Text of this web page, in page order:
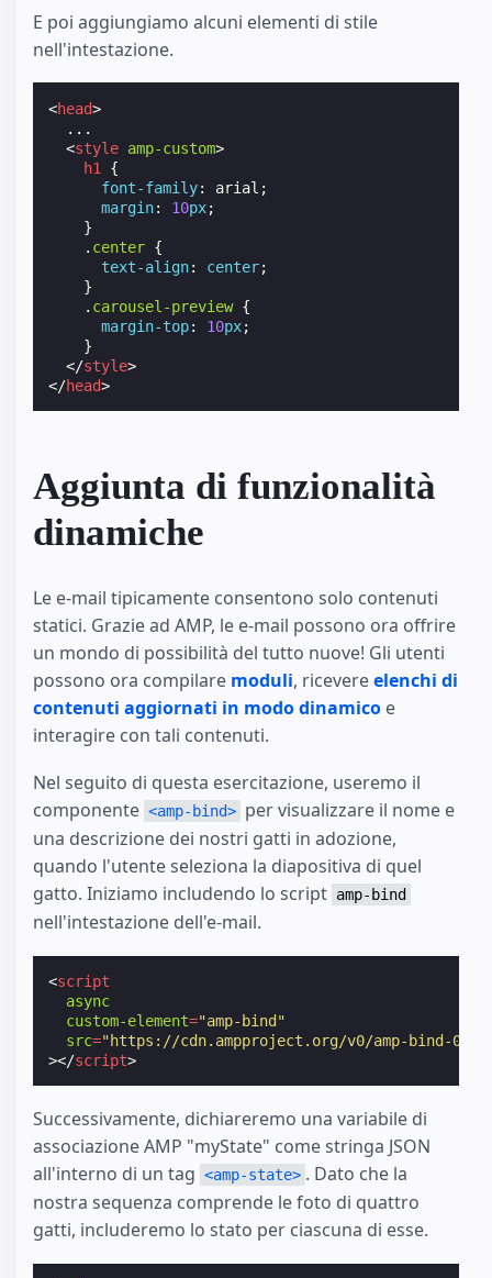
E poi aggiungiamo alcuni elementi di stile
nell'intestazione.
<head>
  ...
<style amp-custom>
h1
{
font-family: arial ;
margin: 10px;
}
. center {
text-align: center;
}
. carousel-preview {
margin-top: 10px;
}
</style>
</head>
Aggiunta di funzionalità
dinamiche
Le e-mail tipicamente consentono solo contenuti
statici. Grazie ad AMP, le e-mail possono ora offrire
un mondo di possibilità del tutto nuove! Gli utenti
possono ora compilare moduli, ricevereelenchi di
contenuti aggiornati in modo dinamico e
interagire con tali contenuti.
Nel seguito di questa esercitazione, useremo il
componente <amp-bind> per visualizzare il nome e
una descrizione dei nostri gatti in adozione,
quando l'utente seleziona la diapositiva di quel
gatto. Iniziamo includendo lo script amp-bind
nell'intestazione dell'e-mail.
<script
async
custom-element="amp-bind"
src="https://cdn.ampproject.org/v0/amp-bind-
></script>
Successivamente, dichiareremo una variabile di
associazione AMP "myState" come stringa JSON
all'interno di un tag <amp-state> . Dato che la
nostra sequenza comprende le foto di quattro
gatti, includeremo lo stato per ciascuna di esse.